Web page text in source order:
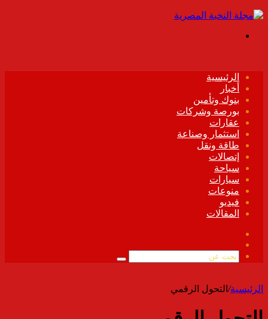
الرئيسية
أخبار
بنوك وتأمين
بورصة وشركات
عقارات
استثمار وصناعة
طاقة ونقل
إتصالات
سياحة
سيارات
منوعات
فيديو
المقالات
الموقع
بحث
الرئيسية/ التحول الرقمي